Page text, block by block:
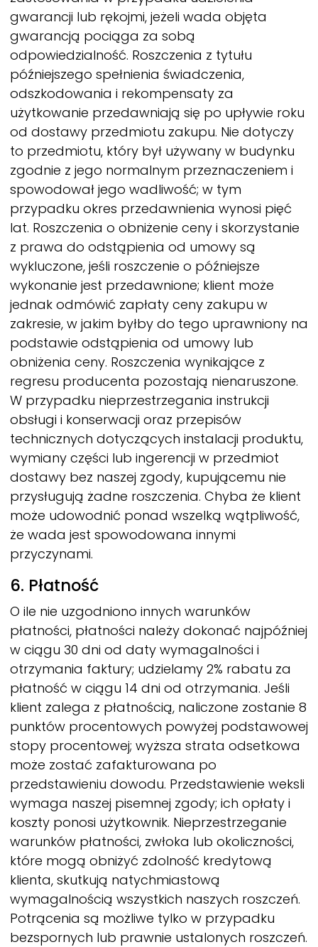
gwarancji lub rękojmi, jeżeli wada objęta
gwarancją pociąga za sobą
odpowiedzialność. Roszczenia z tytułu
późniejszego spełnienia świadczenia,
odszkodowania i rekompensaty za
użytkowanie przedawniają się po upływie roku
od dostawy przedmiotu zakupu. Nie dotyczy
to przedmiotu, który był używany w budynku
zgodnie z jego normalnym przeznaczeniem i
spowodował jego wadliwość; w tym
przypadku okres przedawnienia wynosi pięć
lat. Roszczenia o obniżenie ceny i skorzystanie
z prawa do odstąpienia od umowy są
wykluczone, jeśli roszczenie o późniejsze
wykonanie jest przedawnione; klient może
jednak odmówić zapłaty ceny zakupu w
zakresie, w jakim byłby do tego uprawniony na
podstawie odstąpienia od umowy lub
obniżenia ceny. Roszczenia wynikające z
regresu producenta pozostają nienaruszone.
W przypadku nieprzestrzegania instrukcji
obsługi i konserwacji oraz przepisów
technicznych dotyczących instalacji produktu,
wymiany części lub ingerencji w przedmiot
dostawy bez naszej zgody, kupującemu nie
przysługują żadne roszczenia. Chyba że klient
może udowodnić ponad wszelką wątpliwość,
że wada jest spowodowana innymi
przyczynami.
6. Płatność
O ile nie uzgodniono innych warunków
płatności, płatności należy dokonać najpóźniej
w ciągu 30 dni od daty wymagalności i
otrzymania faktury; udzielamy 2% rabatu za
płatność w ciągu 14 dni od otrzymania. Jeśli
klient zalega z płatnością, naliczone zostanie 8
punktów procentowych powyżej podstawowej
stopy procentowej; wyższa strata odsetkowa
może zostać zafakturowana po
przedstawieniu dowodu. Przedstawienie weksli
wymaga naszej pisemnej zgody; ich opłaty i
koszty ponosi użytkownik. Nieprzestrzeganie
warunków płatności, zwłoka lub okoliczności,
które mogą obniżyć zdolność kredytową
klienta, skutkują natychmiastową
wymagalnością wszystkich naszych roszczeń.
Potrącenia są możliwe tylko w przypadku
bezspornych lub prawnie ustalonych roszczeń.